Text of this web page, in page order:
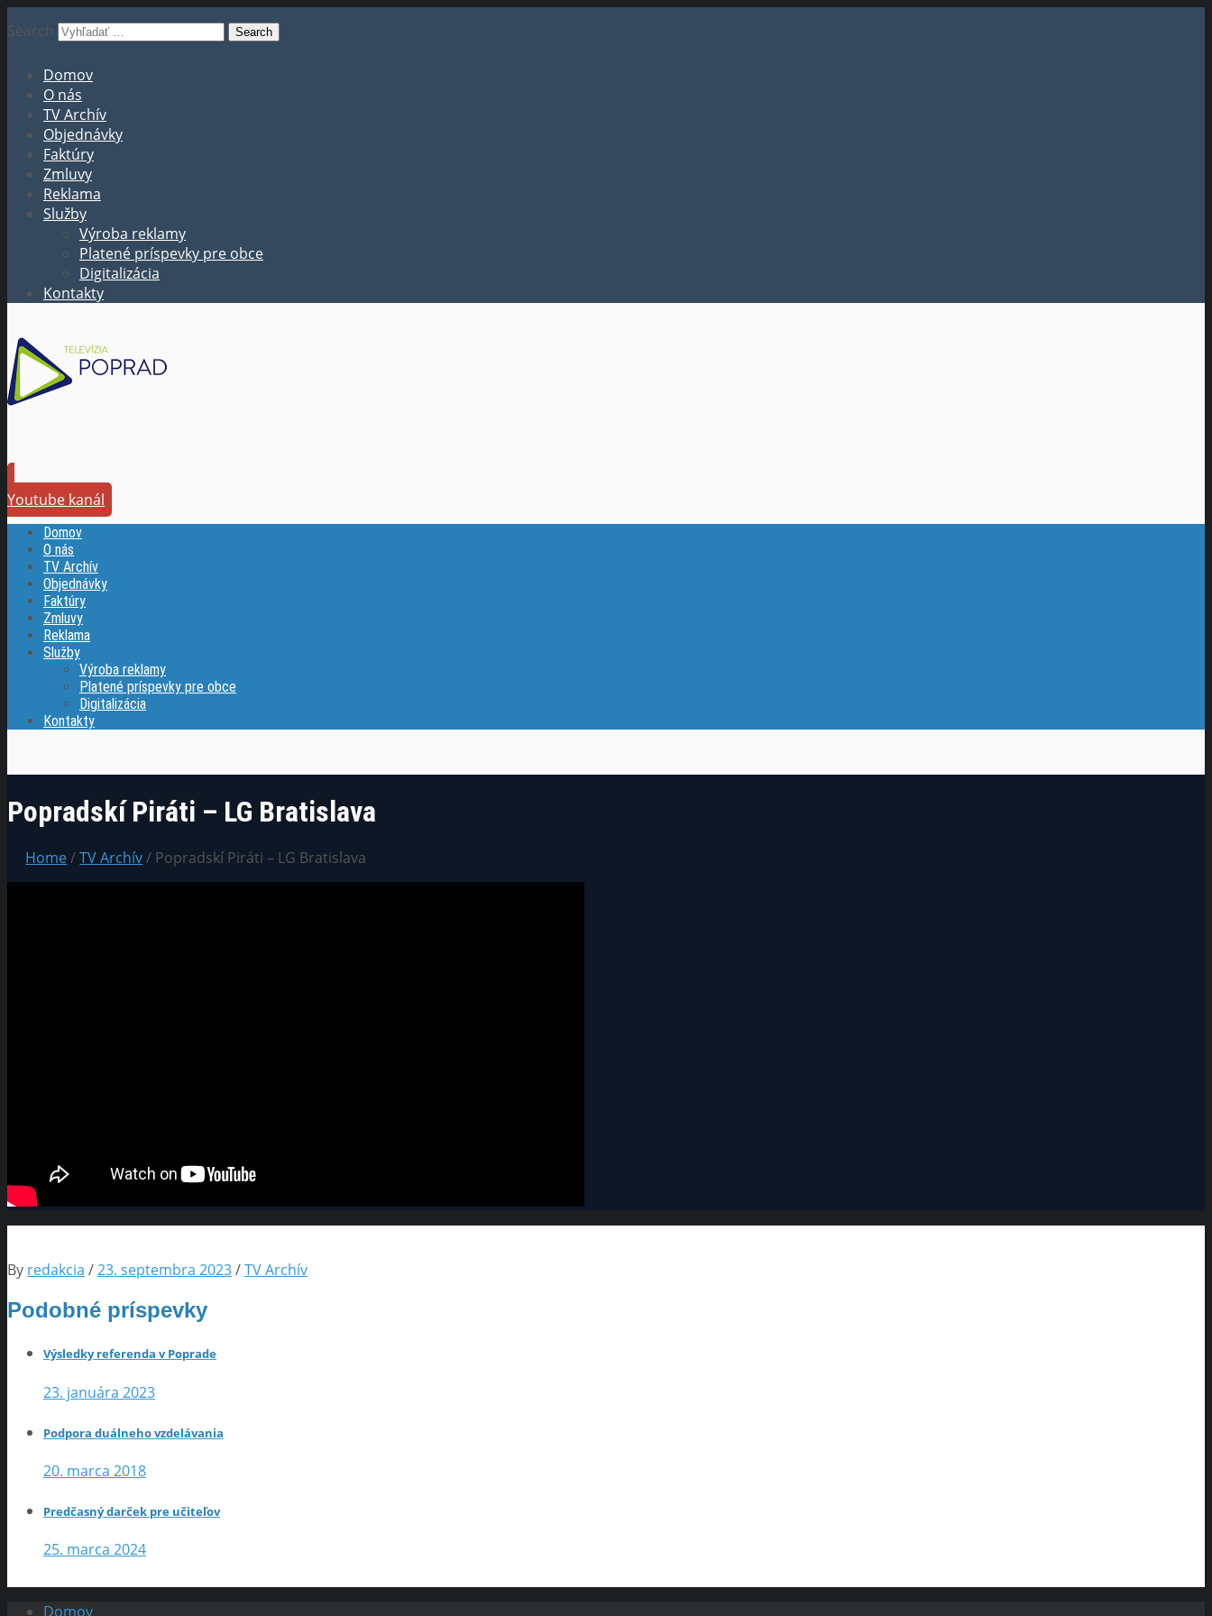
Search
Domov
O nás
TV Archív
Objednávky
Faktúry
Zmluvy
Reklama
Služby
Výroba reklamy
Platené príspevky pre obce
Digitalizácia
Kontakty
Youtube kanál
Domov
O nás
TV Archív
Objednávky
Faktúry
Zmluvy
Reklama
Služby
Výroba reklamy
Platené príspevky pre obce
Digitalizácia
Kontakty
Popradskí Piráti – LG Bratislava
Home/TV Archív/ Popradskí Piráti – LG Bratislava
By redakcia /23. septembra 2023/TV Archív
Podobné príspevky
Výsledky referenda v Poprade
23. januára 2023
Podpora duálneho vzdelávania
20. marca 2018
Predčasný darček pre učiteľov
25. marca 2024
Domov